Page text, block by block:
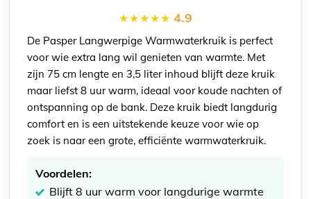
4.9
De Pasper Langwerpige Warmwaterkruik is perfect
voor wie extra lang wil genieten van warmte. Met
zijn 75 cm lengte en 3,5 liter inhoud blijft deze kruik
maar liefst 8 uur warm, ideaal voor koude nachten of
ontspanning op de bank. Deze kruik biedt langdurig
comfort en is een uitstekende keuze voor wie op
zoek is naar een grote, efficiënte warmwaterkruik.
Voordelen:
Blijft 8 uur warm voor langdurige warmte